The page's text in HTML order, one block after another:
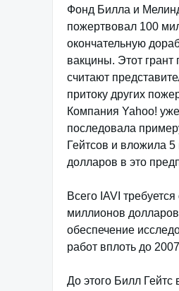
Фонд Билла и
пожертвовал 100
окончательную
вакцины. Этот грант
считают
притоку других
Компания Yahoo! уже
последовала
Гейтсов и вложила
долларов в это
Всего IAVI
миллионов
обеспечение
работ вплоть до
До этого Билл Гейтс